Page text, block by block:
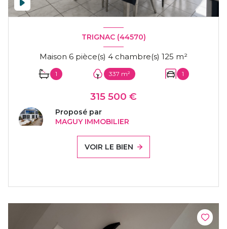
TRIGNAC (44570)
Maison 6 pièce(s) 4 chambre(s) 125 m²
1 337 m² 1
315 500 €
Proposé par
MAGUY IMMOBILIER
VOIR LE BIEN